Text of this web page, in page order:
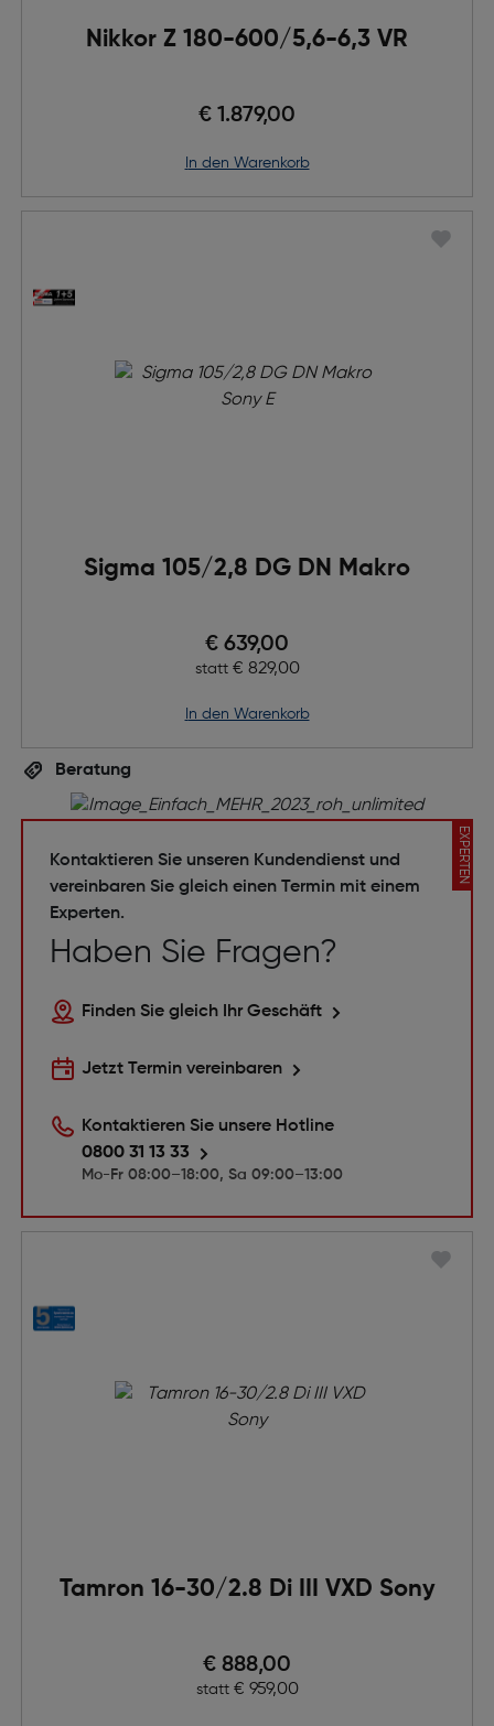
Nikkor Z 180-600/5,6-6,3 VR
€ 1.879,00
in den Warenkorb
Sigma 105/2,8 DG DN Makro
Preis nach Rabatts
€ 639,00
statt Ursprünglicher Preis
€ 829,00
in den Warenkorb
Beratung
EXPERTEN
Kontaktieren Sie unseren Kundendienst und
vereinbaren Sie gleich einen Termin mit einem
Experten.
Haben Sie Fragen?
Finden Sie gleich Ihr Geschäft
Jetzt Termin vereinbaren
Kontaktieren Sie unsere Hotline
0800 31 13 33
Mo-Fr 08:00–18:00, Sa 09:00–13:00
Tamron 16-30/2.8 Di III VXD Sony
Preis nach Rabatts
€ 888,00
statt Ursprünglicher Preis
€ 959,00